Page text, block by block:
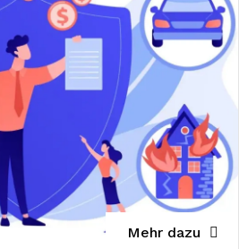
Mehr dazu